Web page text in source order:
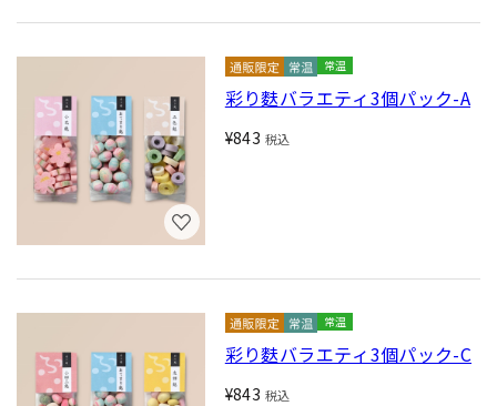
常温
彩り麩バラエティ3個パック-A
¥843 税込
常温
彩り麩バラエティ3個パック-C
¥843 税込